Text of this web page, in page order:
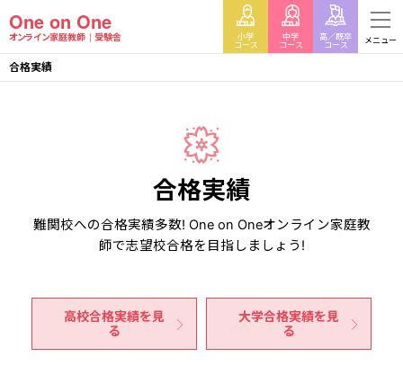
One on One
オンライン家庭教師 受験舎 メニュー
小学
コース
中学
コース
高／既卒
コース
合格実績
合格実績
難関校への合格実績多数! One on Oneオンライン家庭教
師で志望校合格を目指しましょう!
高校合格実績を見
る
大学合格実績を見
る